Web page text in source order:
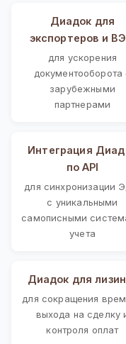
Диадок для
экспортеров и
для ускорения
документооборота
зарубежными
партнерами
Интеграция
по API
для синхронизации
с уникальными
самописными
учета
Диадок для
для сокращения
выхода на сделку
контроля оплат